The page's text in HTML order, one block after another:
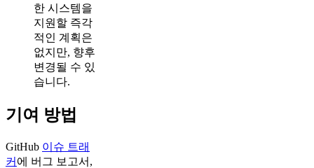
한 시스템을
지원할 즉각
적인 계획은
없지만, 향후
변경될 수 있
습니다.
기여 방법
GitHub 이슈 트래
커 에 버그 보고서,